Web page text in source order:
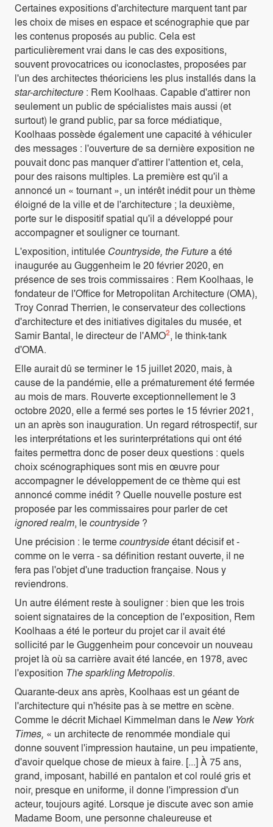
Certaines expositions d'architecture marquent tant par
les choix de mises en espace et scénographie que par
les contenus proposés au public. Cela est
particulièrement vrai dans le cas des expositions,
souvent provocatrices ou iconoclastes, proposées par
l'un des architectes théoriciens les plus installés dans la
star-architecture : Rem Koolhaas. Capable d'attirer non
seulement un public de spécialistes mais aussi (et
surtout) le grand public, par sa force médiatique,
Koolhaas possède également une capacité à véhiculer
des messages : l'ouverture de sa dernière exposition ne
pouvait donc pas manquer d'attirer l'attention et, cela,
pour des raisons multiples. La première est qu'il a
annoncé un « tournant », un intérêt inédit pour un thème
éloigné de la ville et de l'architecture ; la deuxième,
porte sur le dispositif spatial qu'il a développé pour
accompagner et souligner ce tournant.
L'exposition, intitulée Countryside, the Futurea été
inaugurée au Guggenheim le 20 février 2020, en
présence de ses trois commissaires : Rem Koolhaas, le
fondateur de l'Office for Metropolitan Architecture (OMA),
Troy Conrad Therrien, le conservateur des collections
d'architecture et des initiatives digitales du musée, et
Samir Bantal, le directeur de l'AMO2, le think-tank
d'OMA.
Elle aurait dû se terminer le 15 juillet 2020, mais, à
cause de la pandémie, elle a prématurement été fermée
au mois de mars. Rouverte exceptionnellement le 3
octobre 2020, elle a fermé ses portes le 15 février 2021,
un an après son inauguration. Un regard rétrospectif, sur
les interprétations et les surinterprétations qui ont été
faites permettra donc de poser deux questions : quels
choix scénographiques sont mis en œuvre pour
accompagner le développement de ce thème qui est
annoncé comme inédit ? Quelle nouvelle posture est
proposée par les commissaires pour parler de cet
ignored realm, lecountryside ?
Une précision : le termecountrysideétant décisif et -
comme on le verra - sa définition restant ouverte, il ne
fera pas l'objet d'une traduction française. Nous y
reviendrons.
Un autre élément reste à souligner : bien que les trois
soient signataires de la conception de l'exposition, Rem
Koolhaas a été le porteur du projet car il avait été
sollicité par le Guggenheim pour concevoir un nouveau
projet là où sa carrière avait été lancée, en 1978, avec
l'exposition The sparkling Metropolis.
Quarante-deux ans après, Koolhaas est un géant de
l'architecture qui n'hésite pas à se mettre en scène.
Comme le décrit Michael Kimmelman dans leNew York
Times, « un architecte de renommée mondiale qui
donne souvent l'impression hautaine, un peu impatiente,
d'avoir quelque chose de mieux à faire. [...] À 75 ans,
grand, imposant, habillé en pantalon et col roulé gris et
noir, presque en uniforme, il donne l'impression d'un
acteur, toujours agité. Lorsque je discute avec son amie
Madame Boom, une personne chaleureuse et